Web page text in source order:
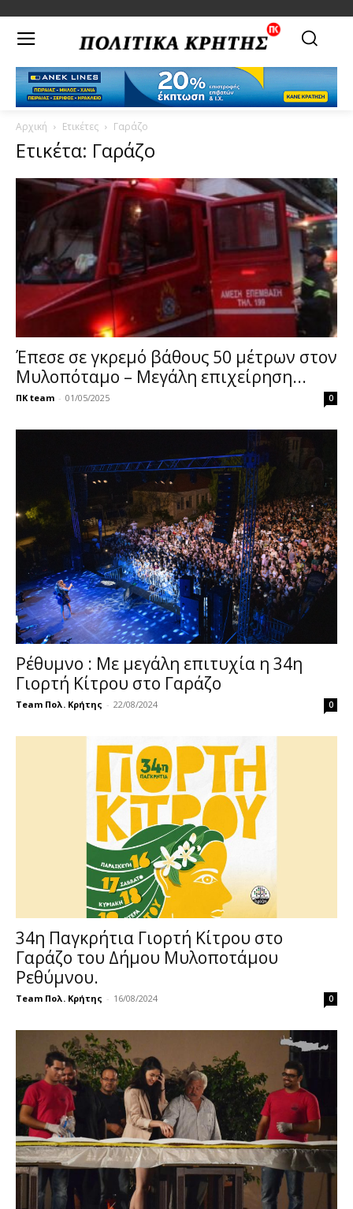
Αρχική Ετικέτες Γαράζο
Ετικέτα: Γαράζο
Έπεσε σε γκρεμό βάθους 50 μέτρων στον
Μυλοπόταμο – Μεγάλη επιχείρηση...
ΠΚ team - 01/05/2025 0
Ρέθυμνο : Με μεγάλη επιτυχία η 34η
Γιορτή Κίτρου στο Γαράζο
Team Πολ. Κρήτης - 22/08/2024 0
34η Παγκρήτια Γιορτή Κίτρου στο
Γαράζο του Δήμου Μυλοποτάμου
Ρεθύμνου.
Team Πολ. Κρήτης - 16/08/2024 0